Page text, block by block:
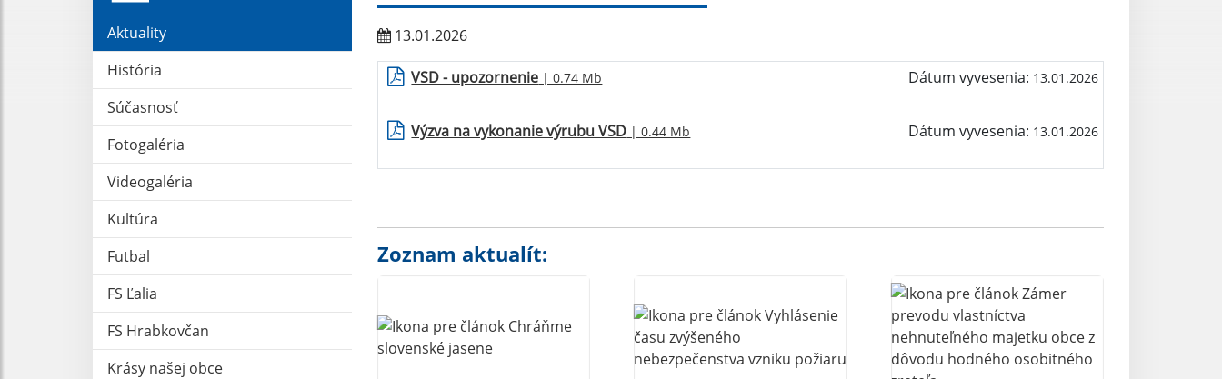
Aktuality
História
Súčasnosť
Fotogaléria
Videogaléria
Kultúra
Futbal
FS Ľalia
FS Hrabkovčan
Krásy našej obce
13.01.2026
VSD - upozornenie | 0.74 Mb Dátum vyvesenia: 13.01.2026
Výzva na vykonanie výrubu VSD | 0.44 Mb Dátum vyvesenia: 13.01.2026
Zoznam aktualít: